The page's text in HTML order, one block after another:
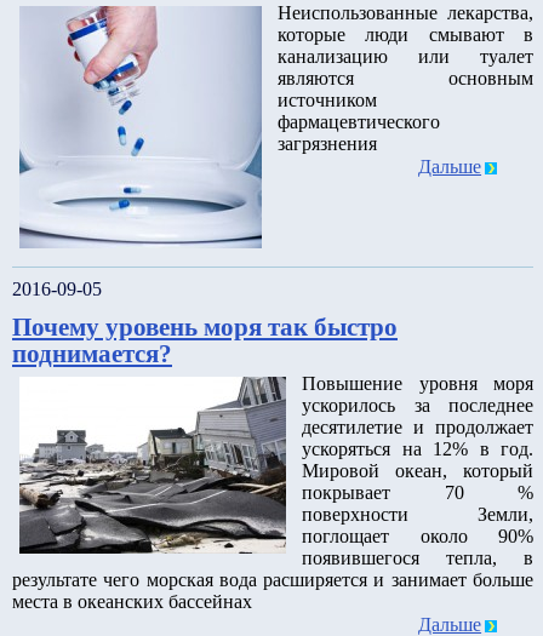
Неиспользованные лекарства,
которые люди смывают в
канализацию или туалет
являются основным
источником
фармацевтического
загрязнения
Дальше
2016-09-05
Почему уровень моря так быстро
поднимается?
Повышение уровня моря
ускорилось за последнее
десятилетие и продолжает
ускоряться на 12% в год.
Мировой океан, который
покрывает 70 %
поверхности Земли,
поглощает около 90%
появившегося тепла, в
результате чего морская вода расширяется и занимает больше
места в океанских бассейнах
Дальше